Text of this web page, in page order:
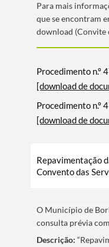
​Para mais
que se encontram
download (Convite
Procedimento n.º
[download de
Procedimento n.º
[download de
Repavimentação
Convento das
O Municí­pio de
consulta prévia
Descrição: